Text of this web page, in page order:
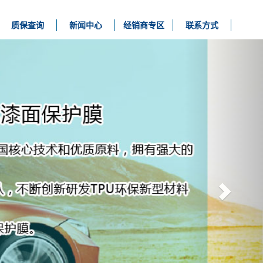
质保查询 新闻中心 经销商专区 联系方式